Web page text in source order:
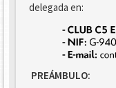
delegada en:
PREÁMBULO: